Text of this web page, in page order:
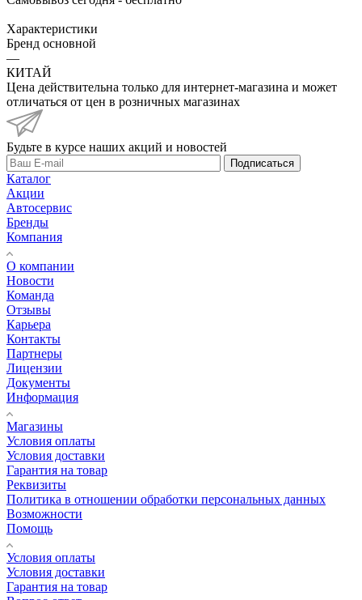
Характеристики
Бренд основной
—
КИТАЙ
Цена действительна только для интернет-магазина и может
отличаться от цен в розничных магазинах
Будьте в курсе наших акций и новостей
Подписаться
Каталог
Акции
Автосервис
Бренды
Компания
О компании
Новости
Команда
Отзывы
Карьера
Контакты
Партнеры
Лицензии
Документы
Информация
Магазины
Условия оплаты
Условия доставки
Гарантия на товар
Реквизиты
Политика в отношении обработки персональных данных
Возможности
Помощь
Условия оплаты
Условия доставки
Гарантия на товар